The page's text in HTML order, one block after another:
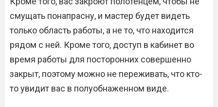
смущать понапрасну, и мастер будет видеть
только область работы, а не то, что находится
рядом с ней. Кроме того, доступ в кабинет во
время работы для посторонних совершенно
закрыт, поэтому можно не переживать, что кто-
то увидит вас в полуобнаженном виде.